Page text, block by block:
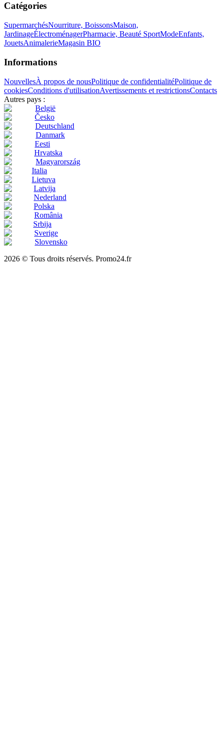
Catégories
SupermarchésNourriture, BoissonsMaison,
JardinageÉlectroménagerPharmacie, Beauté SportModeEnfants,
JouetsAnimalerieMagasin BIO
Informations
NouvellesÀ propos de nousPolitique de confidentialitéPolitique de
cookiesConditions d'utilisationAvertissements et restrictionsContacts
Autres pays :
België
Česko
Deutschland
Danmark
Eesti
Hrvatska
Magyarország
Italia
Lietuva
Latvija
Nederland
Polska
România
Srbija
Sverige
Slovensko
2026 © Tous droits réservés. Promo24.fr